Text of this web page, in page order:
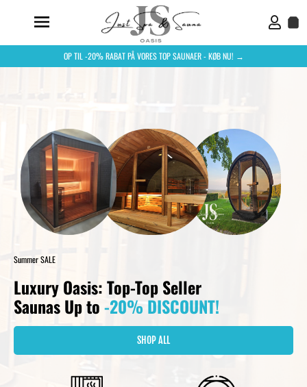
OP TIL -20% RABAT PÅ VORES TOP SAUNAER - KØB NU! →
Summer SALE
Luxury Oasis: Top-Top Seller
Saunas Up to-20% DISCOUNT!
SHOP ALL